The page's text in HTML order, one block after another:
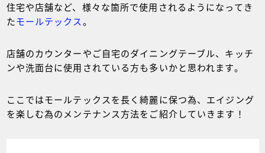
住宅や店舗など、様々な箇所で使用されるようになってき
たモールテックス。
店舗のカウンターやご自宅のダイニングテーブル、キッチ
ンや洗面台に使用されている方も多いかと思われます。
ここではモールテックスを長く綺麗に保つ為、エイジング
を楽しむ為のメンテナンス方法をご紹介していきます！